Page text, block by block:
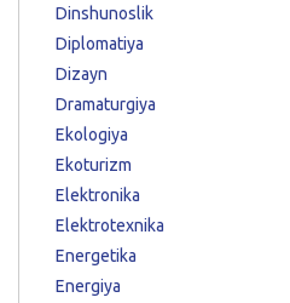
Dinshunoslik
Diplomatiya
Dizayn
Dramaturgiya
Ekologiya
Ekoturizm
Elektronika
Elektrotexnika
Energetika
Energiya